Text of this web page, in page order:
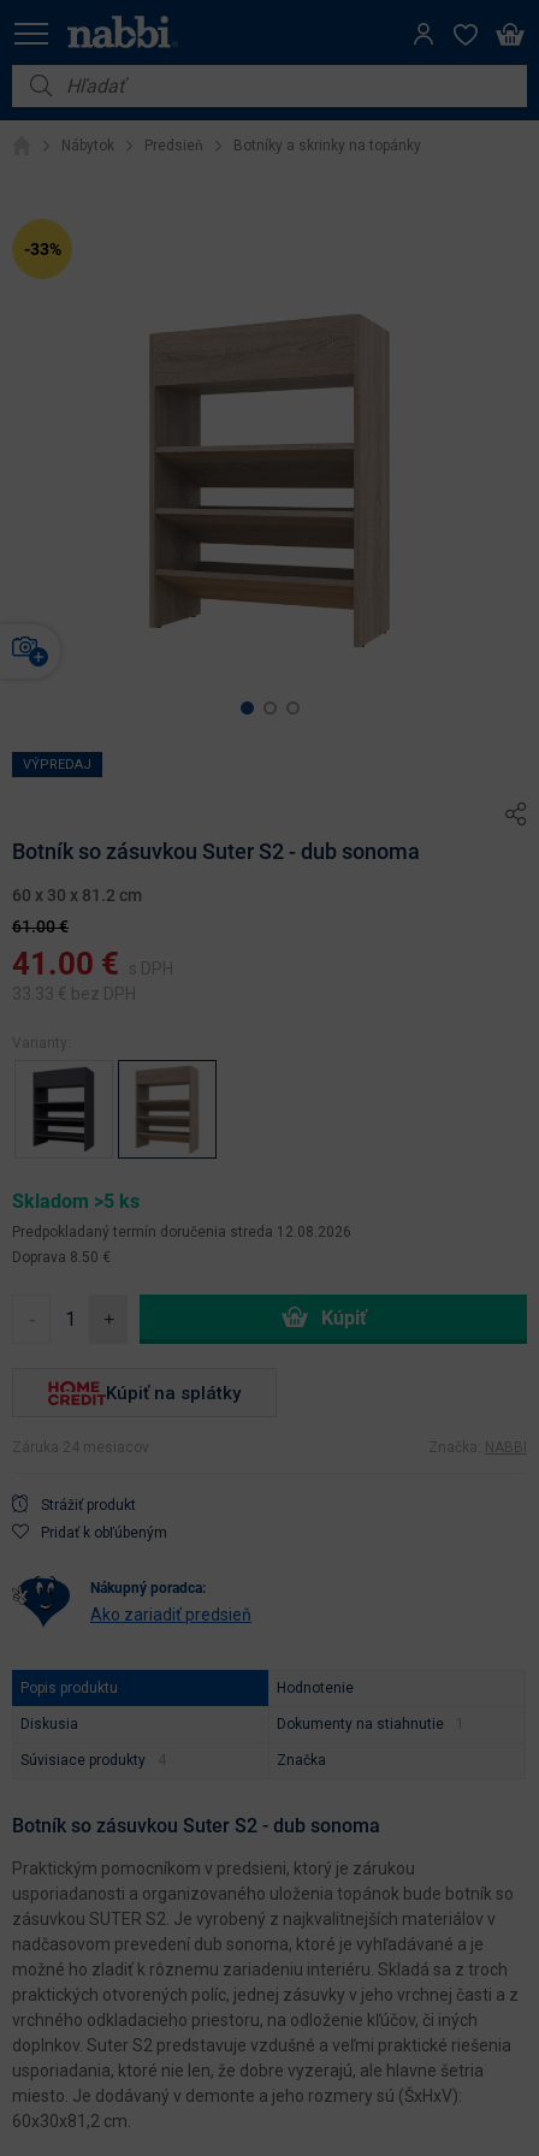
Nábytok
Vybavenie do domácnosti
Akcie
Nábytok Predsieň Botníky a skrinky na topánky
-33%
VÝPREDAJ
Botník so zásuvkou Suter S2 - dub sonoma
60 x 30 x 81.2 cm
61.00 €
41.00 €
s DPH
33.33 € bez DPH
Varianty:
Skladom >5 ks
Predpokladaný termín doručenia streda 12.08.2026
Doprava 8.50 €
- +
Kúpiť na splátky
Záruka 24 mesiacov Značka: NABBI
Strážiť produkt
Pridať k obľúbeným
nákupný poradca:
Ako zariadiť predsieň
Popis produktu Hodnotenie
Diskusia Dokumenty na stiahnutie
Súvisiace produkty Značka
Botník so zásuvkou Suter S2 - dub sonoma
Praktickým pomocníkom v predsieni, ktorý je zárukou
usporiadanosti a organizovaného uloženia topánok bude botník so
zásuvkou SUTER S2. Je vyrobený z najkvalitnejších materiálov v
nadčasovom prevedení dub sonoma, ktoré je vyhľadávané a je
možné ho zladiť k rôznemu zariadeniu interiéru. Skladá sa z troch
praktických otvorených políc, jednej zásuvky v jeho vrchnej časti a z
vrchného odkladacieho priestoru, na odloženie kľúčov, či iných
doplnkov. Suter S2 predstavuje vzdušné a veľmi praktické riešenia
usporiadania, ktoré nie len, že dobre vyzerajú, ale hlavne šetria
miesto. Je dodávaný v demonte a jeho rozmery sú (ŠxHxV):
60x30x81,2 cm.